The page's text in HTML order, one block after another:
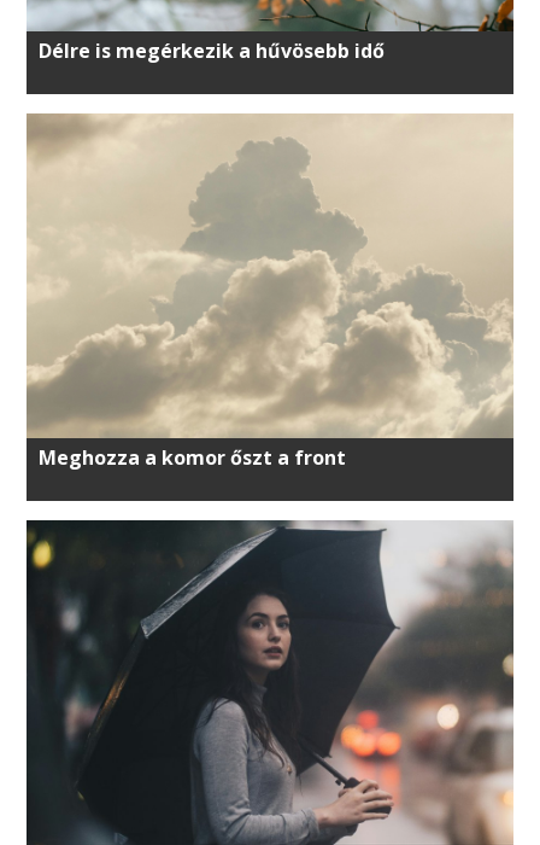
Délre is megérkezik a hűvösebb idő
Meghozza a komor őszt a front